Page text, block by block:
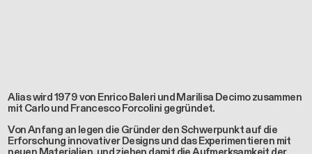
Alias wird 1979 von Enrico Baleri und Marilisa Decimo zusammen
mit Carlo und Francesco Forcolini gegründet.
Von Anfang an legen die Gründer den Schwerpunkt auf die
Erforschung innovativer Designs und das Experimentieren mit